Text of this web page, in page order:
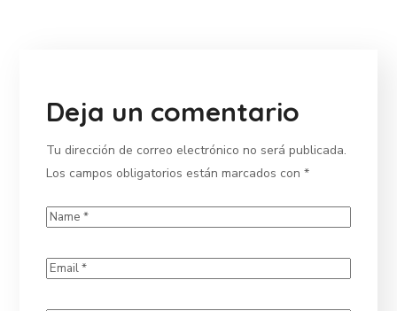
Deja un comentario
Tu dirección de correo electrónico no será publicada.
Los campos obligatorios están marcados con*